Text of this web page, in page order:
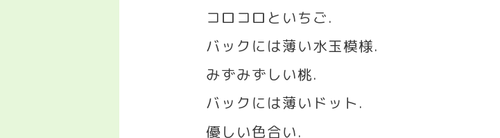
コロコロといちご.
バックには薄い水玉模様.
みずみずしい桃.
バックには薄いドット.
優しい色合い.